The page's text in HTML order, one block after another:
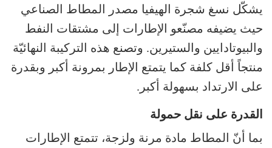
يشكّل نسغ شجرة الهيفيا مصدر المطاط الصناعي
حيث يضيفه مصنّعو الإطارات إلى مشتقات النفط
والبيوتادايين والستيرين. وتصنع هذه التركيبة النهائيّة
منتجاً أقل كلفة كما يتمتع الإطار بمرونة أكبر وبقدرة
على الارتداد بسهولة أكبر.
القدرة على نقل حمولة
بما أنّ المطاط مادة مرنة ولزجة، تتمتع الإطارات